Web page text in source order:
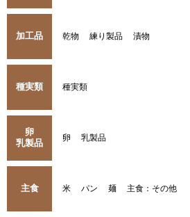
加工品 乾物 練り製品 漬物
種実類 種実類
卵
乳製品
卵 乳製品
主食 米 パン 麺 主食：その他